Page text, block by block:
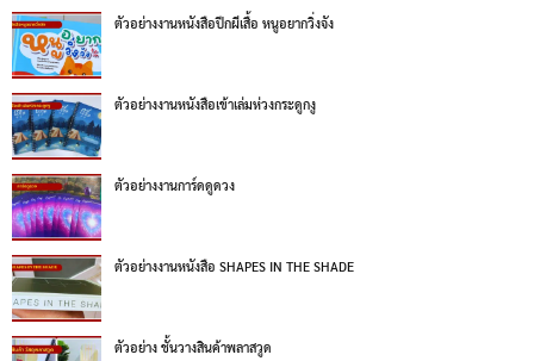
ตัวอย่างงานหนังสือปีกผีเสื้อ หนูอยากวิ่งจัง
ตัวอย่างงานหนังสือเข้าเล่มห่วงกระดูกงู
ตัวอย่างงานการ์ดดูดวง
ตัวอย่างงานหนังสือ SHAPES IN THE SHADE
ตัวอย่าง ชั้นวางสินค้าพลาสวูด